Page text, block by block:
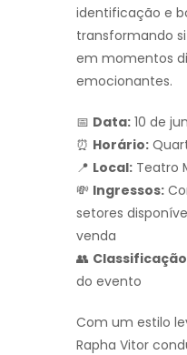
identificação e
transformando
em momentos
emocionantes.
📅 Data: 10 de
⏰ Horário:
📍 Local: Teatro
💸 Ingressos:
setores
venda
👥
do evento
Com um estilo
Rapha Vitor